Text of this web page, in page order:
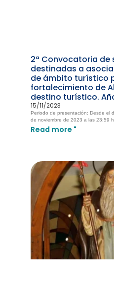
2ª Convocatoria de
destinadas a
de ámbito turístico
fortalecimiento de
destino turístico.
15/11/2023
Periodo de presentación: Desde el
de noviembre de 2023 a las 23:59
Read more "